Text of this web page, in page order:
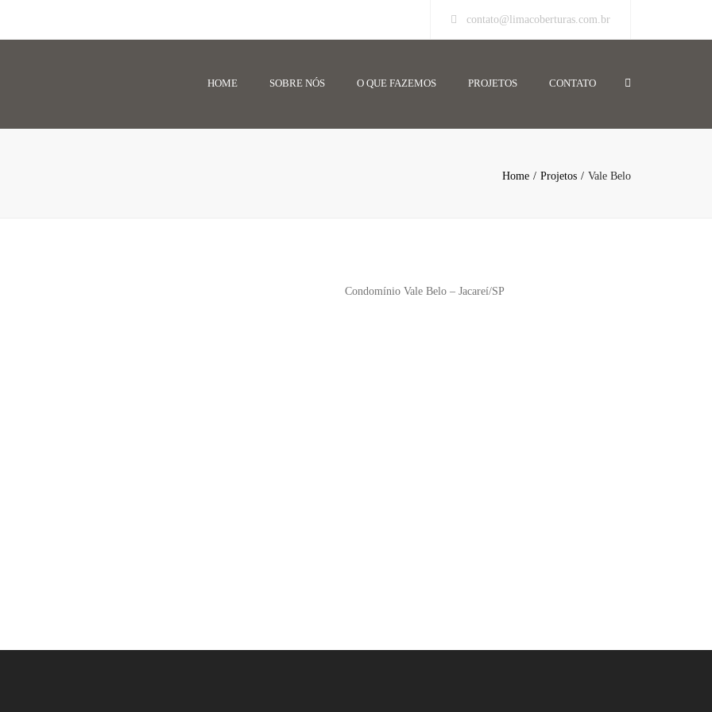
contato@limacoberturas.com.br
HOME SOBRE NÓS O QUE FAZEMOS PROJETOS CONTATO
Home Projetos Vale Belo
Condomínio Vale Belo – Jacareí/SP